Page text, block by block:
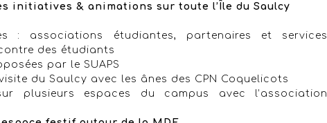
initiatives & animations sur toute l’Île du Saulcy
: associations étudiantes, partenaires et services
des étudiants
par le SUAPS
du Saulcy avec les ânes des CPN Coquelicots
plusieurs espaces du campus avec l’association